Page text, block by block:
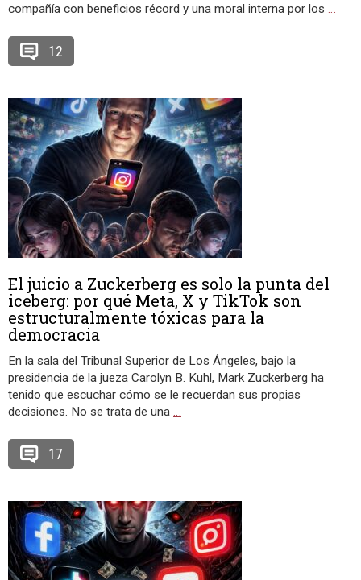
compañía con beneficios récord y una moral interna por los …
12
El juicio a Zuckerberg es solo la punta del
iceberg: por qué Meta, X y TikTok son
estructuralmente tóxicas para la
democracia
En la sala del Tribunal Superior de Los Ángeles, bajo la
presidencia de la jueza Carolyn B. Kuhl, Mark Zuckerberg ha
tenido que escuchar cómo se le recuerdan sus propias
decisiones. No se trata de una …
17